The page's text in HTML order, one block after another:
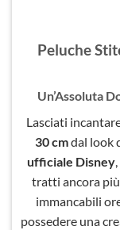
Peluche
Un’Assoluta
Lasciati
30 cmdal look
ufficiale Disney
tratti ancora più
immancabili
possedere una